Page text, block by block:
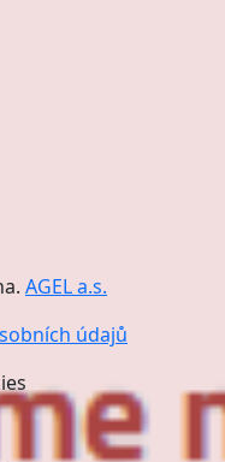
AGEL a.s.
údajů